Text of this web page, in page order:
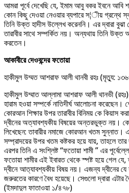
আমরা পূর্বে দেখেছি যে, ইমাম আবু বকর ইবনে আবি
কোন কিছু দেওয়া নেওয়ার ব্যপারে স¦ীয় গ্রন্থে
তিনি উক্ত হাদীস উল্লেখ করেননি। এর দ্বারা বুঝা
তারাবীর সাথে সম্পর্কিত নয়। অন্যথায় তিনি
করতেন।
আকাবীরে দেওবন্দের ফতোয়া
হাকীমুল উম্মত আশরাফ আলী থানবী রহঃ (মৃত্যু:
হাকীমুল উম্মাত আল্লামা আশরাফ আলী থানভী (রহঃ)
হারাম হওয়া সম্পর্কে নাতিদীর্ঘ আলোচনা করেছেন।
কোরআন শিক্ষার উপর তারাবীর বিনিময় কে কিয়াস
দ্বীনের অত্যাবশ্যকীয় বিষয়ের অন্তরভুক্ত নয়।
লিখেছেন: তাবারীর নমাজে কোরআন খতম সুন্নাত।
সম্প্রাদয়ের উপর খতম কষ্টকর হয়ে যায়, তাহলে
এরপর তিনি এ সংশ্লিষ্ট “ফতোয়া শামী ” এর
ফতোয়া শামীর এই ইবারত থেকে স্পষ্ট হয়ে গেল
দ্বীনে আত্যাবশ্যকীয় বিষয় নয়। এজন্য দ্বীনের যে
জরুরতের কারণে বৈধ হয়েছে। সেগুলো দ্বারা এটার
(ইমদাদুল ফাতাওয়া ১/৪৭৮)